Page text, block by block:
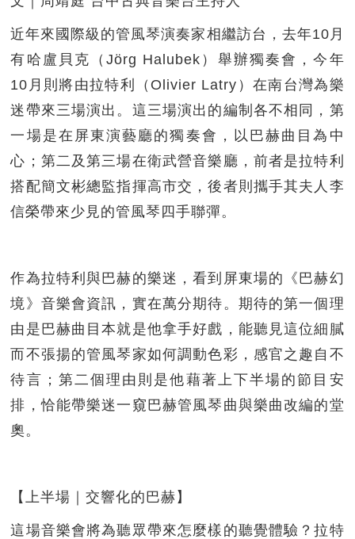
近年來國際級的管風琴演奏家相繼訪台，去年10月
有哈盧貝克（Jörg Halubek）舉辦獨奏會，今年
10月則將由拉特利（Olivier Latry）在南台灣為樂
迷帶來三場演出。這三場演出的編制各不相同，第
一場是在屏東演藝廳的獨奏會，以巴赫曲目為中
心；第二及第三場在衛武營音樂廳，前者是拉特利
搭配簡文彬總監指揮高市交，後者則攜手其夫人李
信榮帶來少見的管風琴四手聯彈。
作為拉特利與巴赫的樂迷，看到屏東場的《巴赫幻
境》音樂會資訊，實在萬分期待。期待的第一個理
由是巴赫曲目本就是他拿手好戲，能聽見這位細膩
而不張揚的管風琴家如何調動色彩，感官之趣自不
待言；第二個理由則是他藉著上下半場的節目安
排，恰能帶樂迷一窺巴赫管風琴曲與樂曲改編的堂
奧。
【上半場｜交響化的巴赫】
這場音樂會將為聽眾帶來怎麼樣的聽覺體驗？拉特